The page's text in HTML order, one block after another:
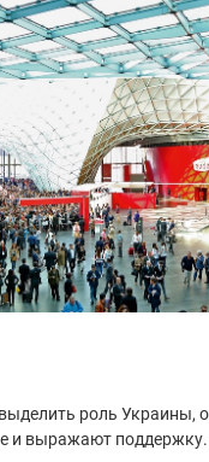
роль Украины,
и выражают поддержку.